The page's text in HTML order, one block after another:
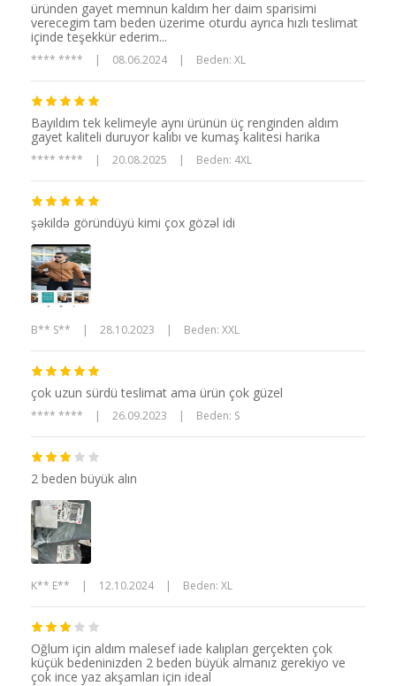
üründen gayet memnun kaldım her daim sparisimi
verecegim tam beden üzerime oturdu ayrıca hızlı teslimat
içinde teşekkür ederim...
**** **** | 08.06.2024 | Beden: XL
Bayıldım tek kelimeyle aynı ürünün üç renginden aldım
gayet kaliteli duruyor kalıbı ve kumaş kalitesi harika
**** **** | 20.08.2025 | Beden: 4XL
şəkildə göründüyü kimi çox gözəl idi
B** S** | 28.10.2023 | Beden: XXL
çok uzun sürdü teslimat ama ürün çok güzel
**** **** | 26.09.2023 | Beden: S
2 beden büyük alın
K** E** | 12.10.2024 | Beden: XL
Oğlum için aldım malesef iade kalıpları gerçekten çok
küçük bedeninizden 2 beden büyük almanız gerekiyo ve
çok ince yaz akşamları için ideal